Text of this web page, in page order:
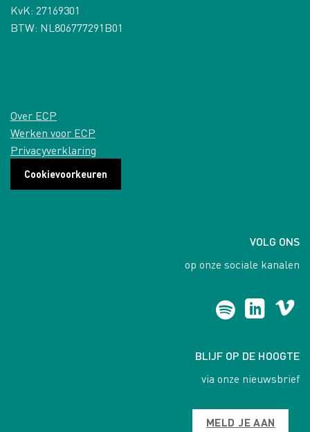
KvK: 27169301
BTW: NL806777291B01
Over ECP
Werken voor ECP
Privacyverklaring
Cookievoorkeuren
VOLG ONS
op onze sociale kanalen
BLIJF OP DE HOOGTE
via onze nieuwsbrief
MELD JE AAN